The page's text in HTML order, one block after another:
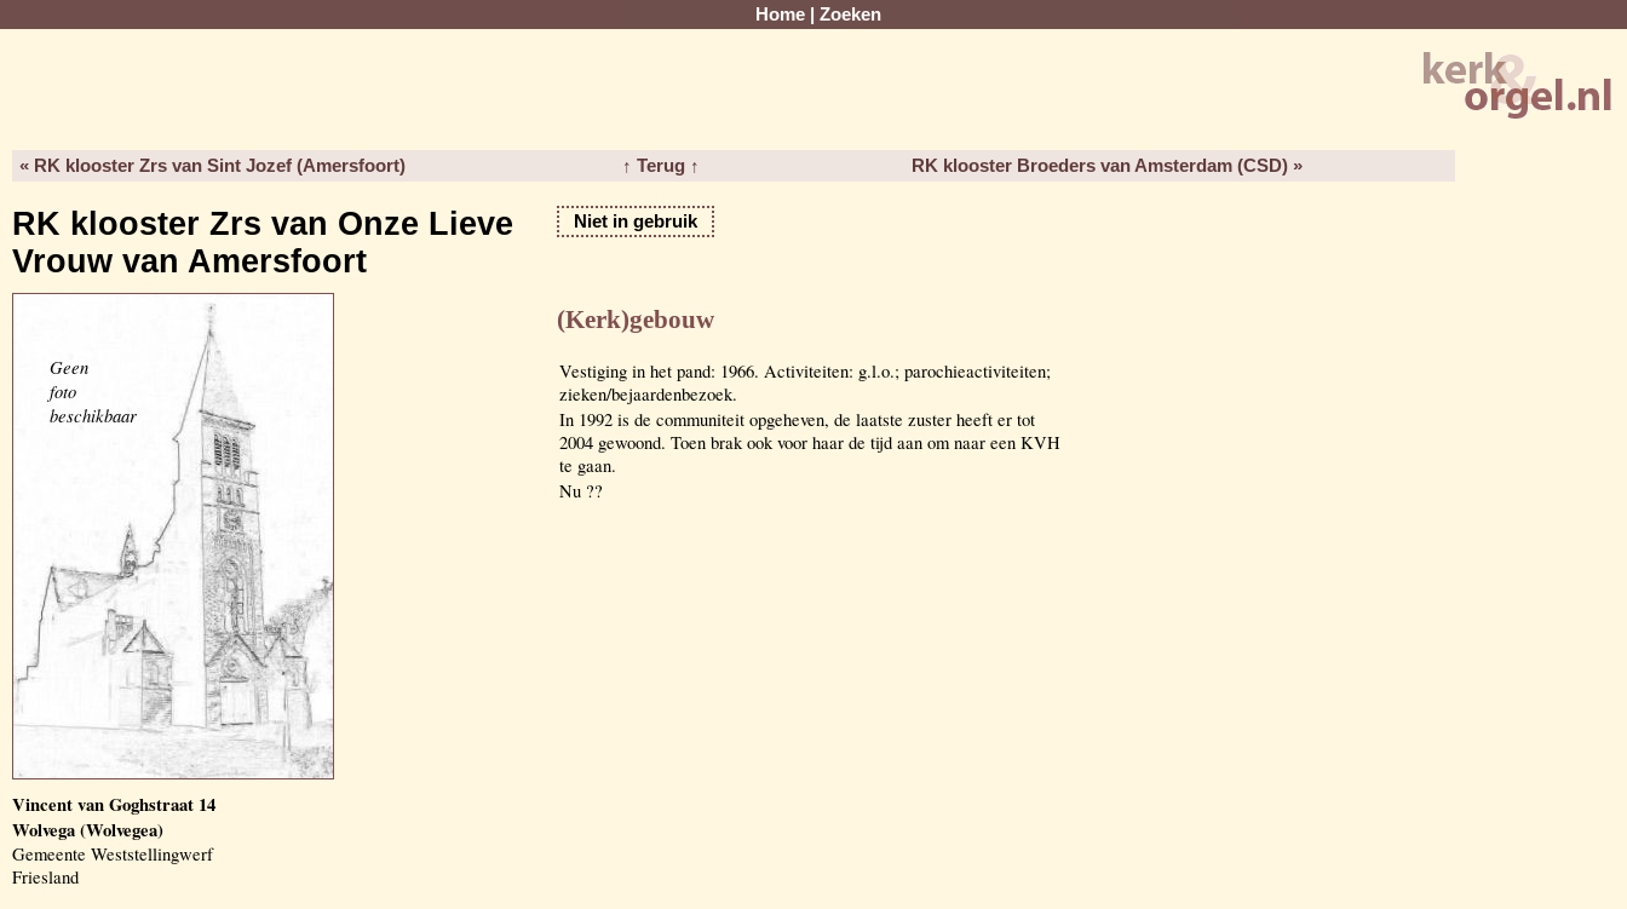
Home Zoeken
« RK klooster Zrs van Sint Jozef (Amersfoort) ↑ Terug ↑ RK klooster Broeders van Amsterdam (CSD) »
RK klooster Zrs van Onze Lieve
Vrouw van Amersfoort
Niet in gebruik
Geen
foto
beschikbaar
Vincent van Goghstraat 14
Wolvega (Wolvegea)
Gemeente Weststellingwerf
Friesland
(Kerk)gebouw
Vestiging in het pand: 1966. Activiteiten: g.l.o.; parochieactiviteiten;
zieken/bejaardenbezoek.
In 1992 is de communiteit opgeheven, de laatste zuster heeft er tot
2004 gewoond. Toen brak ook voor haar de tijd aan om naar een KVH
te gaan.
Nu ??